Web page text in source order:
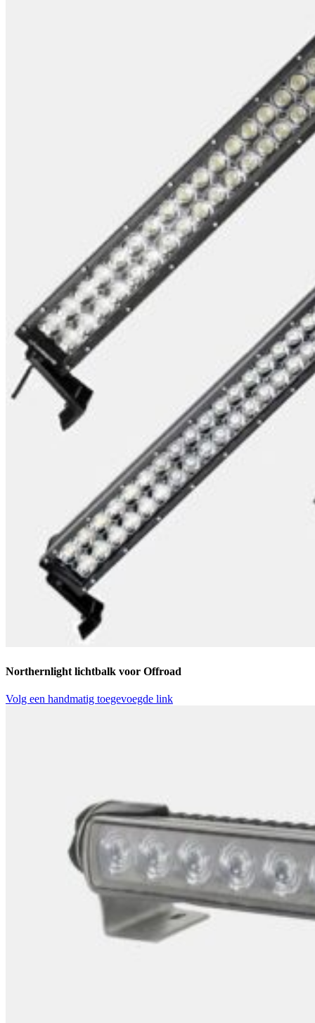
Northernlight lichtbalk voor Offroad
Volg een handmatig toegevoegde link